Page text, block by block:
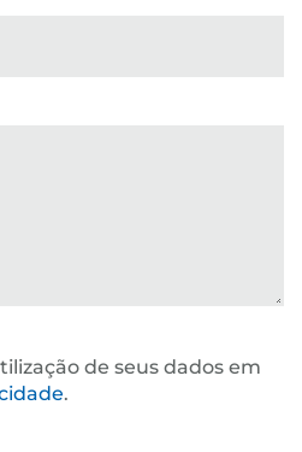
de seus dados em
.